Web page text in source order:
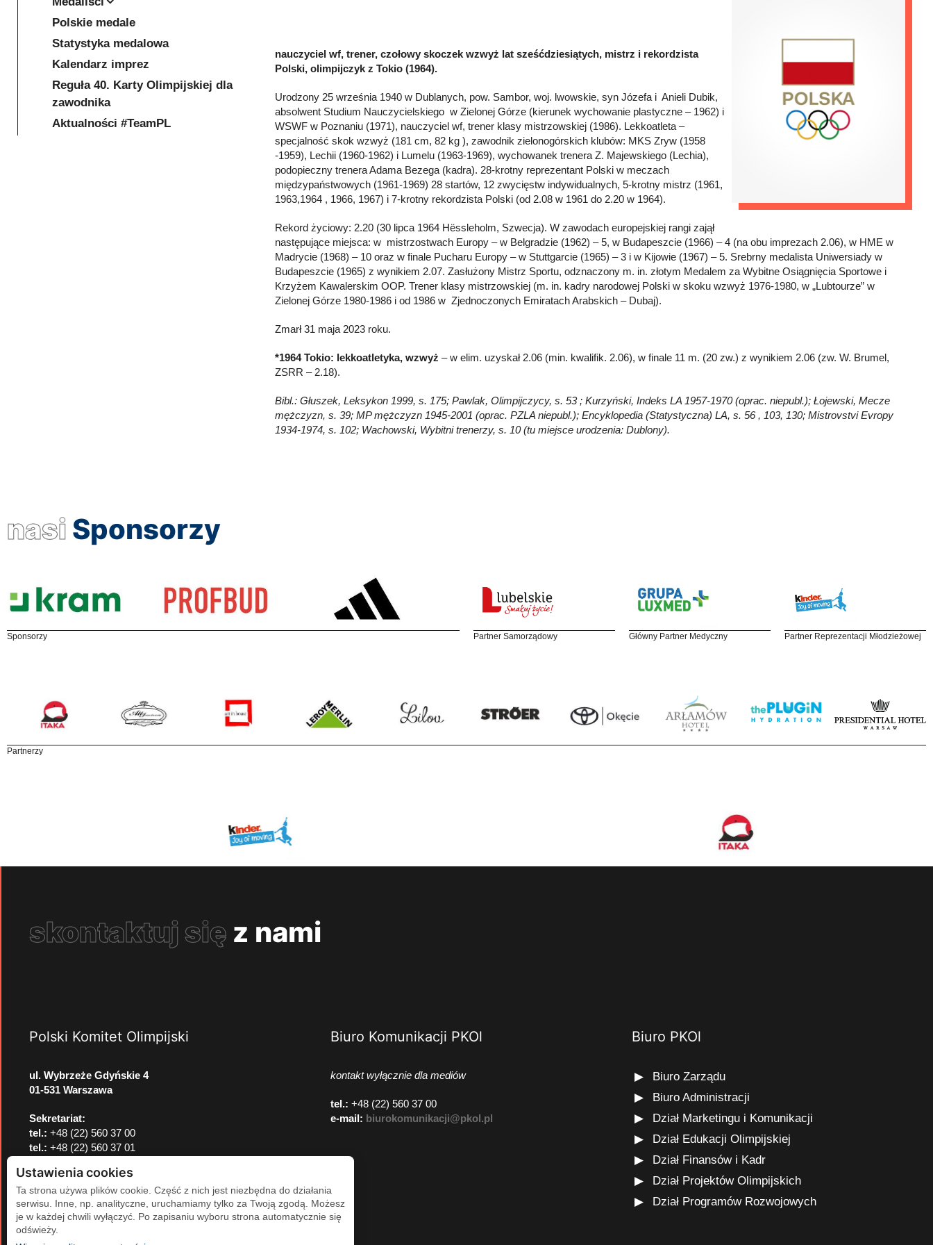
nauczyciel wf, trener, czołowy skoczek wzwyż lat sześćdziesiątych, mistrz i rekordzista
Polski, olimpijczyk z Tokio (1964).
Urodzony 25 września 1940 w Dublanych, pow. Sambor, woj. lwowskie, syn Józefa i Anieli Dubik,
absolwent Studium Nauczycielskiego w Zielonej Górze (kierunek wychowanie plastyczne – 1962) i
WSWF w Poznaniu (1971), nauczyciel wf, trener klasy mistrzowskiej (1986). Lekkoatleta –
specjalność skok wzwyż (181 cm, 82 kg ), zawodnik zielonogórskich klubów: MKS Zryw (1958
-1959), Lechii (1960-1962) i Lumelu (1963-1969), wychowanek trenera Z. Majewskiego (Lechia),
podopieczny trenera Adama Bezega (kadra). 28-krotny reprezentant Polski w meczach
międzypaństwowych (1961-1969) 28 startów, 12 zwycięstw indywidualnych, 5-krotny mistrz (1961,
1963,1964 , 1966, 1967) i 7-krotny rekordzista Polski (od 2.08 w 1961 do 2.20 w 1964).
Rekord życiowy: 2.20 (30 lipca 1964 Hëssleholm, Szwecja). W zawodach europejskiej rangi zajął
następujące miejsca: w mistrzostwach Europy – w Belgradzie (1962) – 5, w Budapeszcie (1966) – 4 (na obu imprezach 2.06), w HME w
Madrycie (1968) – 10 oraz w finale Pucharu Europy – w Stuttgarcie (1965) – 3 i w Kijowie (1967) – 5. Srebrny medalista Uniwersiady w
Budapeszcie (1965) z wynikiem 2.07. Zasłużony Mistrz Sportu, odznaczony m. in. złotym Medalem za Wybitne Osiągnięcia Sportowe i
Krzyżem Kawalerskim OOP. Trener klasy mistrzowskiej (m. in. kadry narodowej Polski w skoku wzwyż 1976-1980, w „Lubtourze” w
Zielonej Górze 1980-1986 i od 1986 w Zjednoczonych Emiratach Arabskich – Dubaj).
Zmarł 31 maja 2023 roku.
*1964 Tokio: lekkoatletyka, wzwyż – w elim. uzyskał 2.06 (min. kwalifik. 2.06), w finale 11 m. (20 zw.) z wynikiem 2.06 (zw. W. Brumel,
ZSRR – 2.18).
Bibl.: Głuszek, Leksykon 1999, s. 175; Pawlak, Olimpijczycy, s. 53 ; Kurzyński, Indeks LA 1957-1970 (oprac. niepubl.); Łojewski, Mecze
mężczyzn, s. 39; MP mężczyzn 1945-2001 (oprac. PZLA niepubl.); Encyklopedia (Statystyczna) LA, s. 56 , 103, 130; Mistrovstvi Evropy
1934-1974, s. 102; Wachowski, Wybitni trenerzy, s. 10 (tu miejsce urodzenia: Dublony).
Polskie medale
Statystyka medalowa
Kalendarz imprez
Reguła 40. Karty Olimpijskiej dla
zawodnika
Aktualności #TeamPL
nasi Sponsorzy
Sponsorzy Partner Samorządowy Główny Partner Medyczny Partner Reprezentacji Młodzieżowej
Partnerzy
skontaktuj się z nami
Polski Komitet Olimpijski
ul. Wybrzeże Gdyńskie 4
01-531 Warszawa
Sekretariat:
tel.: +48 (22) 560 37 00
tel.: +48 (22) 560 37 01
Biuro Komunikacji PKOl
kontakt wyłącznie dla mediów
tel.: +48 (22) 560 37 00
e-mail: biurokomunikacji@pkol.pl
Biuro PKOl
Biuro Zarządu
Biuro Administracji
Dział Marketingu i Komunikacji
Dział Edukacji Olimpijskiej
Dział Finansów i Kadr
Dział Projektów Olimpijskich
Dział Programów Rozwojowych
Ustawienia cookies
Ta strona używa plików cookie. Część z nich jest niezbędna do działania
serwisu. Inne, np. analityczne, uruchamiamy tylko za Twoją zgodą. Możesz
je w każdej chwili wyłączyć. Po zapisaniu wyboru strona automatycznie się
odświeży.